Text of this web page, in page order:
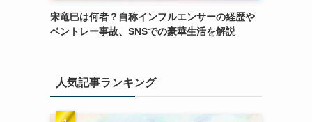
宋竜巳は何者？自称インフルエンサーの経歴や
ベントレー事故、SNSでの豪華生活を解説
人気記事ランキング